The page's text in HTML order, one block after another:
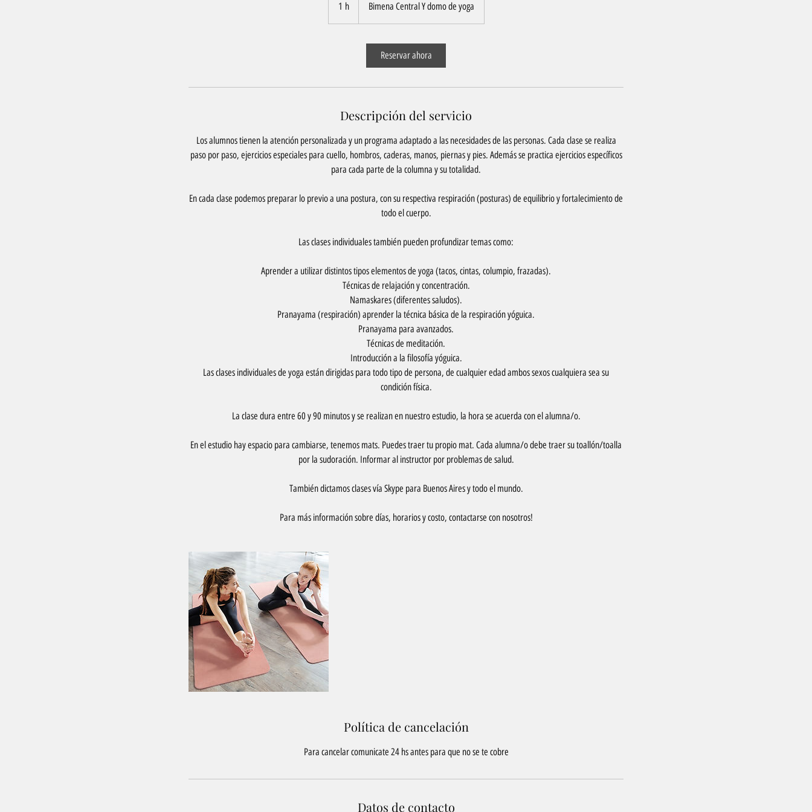
1 h1 Bimena Central Y domo de yoga
Reservar ahora
Descripción del servicio
Los alumnos tienen la atención personalizada y un programa adaptado a las necesidades de las personas. Cada clase se realiza
paso por paso, ejercicios especiales para cuello, hombros, caderas, manos, piernas y pies. Además se practica ejercicios específicos
para cada parte de la columna y su totalidad.
En cada clase podemos preparar lo previo a una postura, con su respectiva respiración (posturas) de equilibrio y fortalecimiento de
todo el cuerpo.
Las clases individuales también pueden profundizar temas como:
Aprender a utilizar distintos tipos elementos de yoga (tacos, cintas, columpio, frazadas).
Técnicas de relajación y concentración.
Namaskares (diferentes saludos).
Pranayama (respiración) aprender la técnica básica de la respiración yóguica.
Pranayama para avanzados.
Técnicas de meditación.
Introducción a la filosofía yóguica.
Las clases individuales de yoga están dirigidas para todo tipo de persona, de cualquier edad ambos sexos cualquiera sea su
condición física.
La clase dura entre 60 y 90 minutos y se realizan en nuestro estudio, la hora se acuerda con el alumna/o.
En el estudio hay espacio para cambiarse, tenemos mats. Puedes traer tu propio mat. Cada alumna/o debe traer su toallón/toalla
por la sudoración. Informar al instructor por problemas de salud.
También dictamos clases vía Skype para Buenos Aires y todo el mundo.
Para más información sobre días, horarios y costo, contactarse con nosotros!
Política de cancelación
Para cancelar comunicate 24 hs antes para que no se te cobre
Datos de contacto